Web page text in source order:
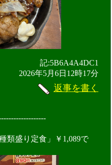
記:5B6A4A4DC1
2026年5月6日12時17分
返事を書く
類盛り定食」￥1,089で